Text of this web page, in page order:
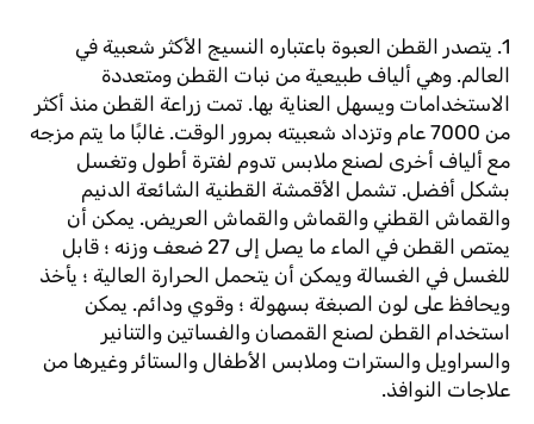
1. يتصدر القطن العبوة باعتباره النسيج الأكثر شعبية في
العالم. وهي ألياف طبيعية من نبات القطن ومتعددة
الاستخدامات ويسهل العناية بها. تمت زراعة القطن منذ أكثر
من 7000 عام وتزداد شعبيته بمرور الوقت. غالبًا ما يتم مزجه
مع ألياف أخرى لصنع ملابس تدوم لفترة أطول وتغسل
بشكل أفضل. تشمل الأقمشة القطنية الشائعة الدنيم
والقماش القطني والقماش والقماش العريض. يمكن أن
يمتص القطن في الماء ما يصل إلى 27 ضعف وزنه ؛ قابل
للغسل في الغسالة ويمكن أن يتحمل الحرارة العالية ؛ يأخذ
ويحافظ على لون الصبغة بسهولة ؛ وقوي ودائم. يمكن
استخدام القطن لصنع القمصان والفساتين والتنانير
والسراويل والسترات وملابس الأطفال والستائر وغيرها من
علاجات النوافذ.